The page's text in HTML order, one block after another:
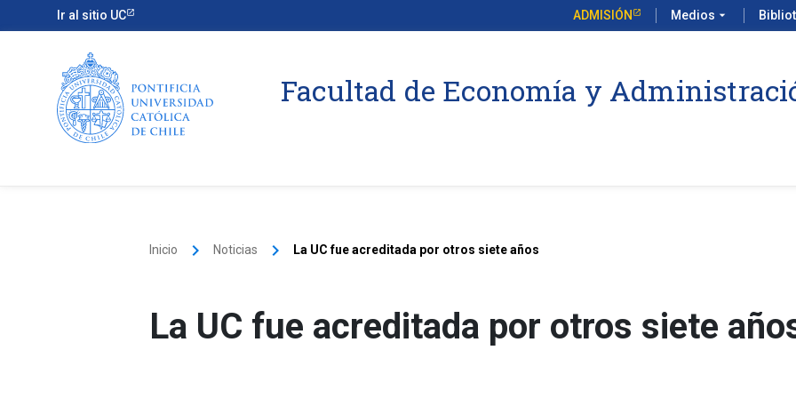
Ir al sitio UC ADMISIÓN Medios arrow_drop_down
Facultad de Economía y
Inicio keyboard_arrow_right Noticias keyboard_arrow_right La UC fue acreditada por otros siete años
La UC fue acreditada por otros siete